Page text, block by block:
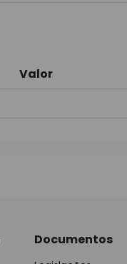
Valor
Documentos